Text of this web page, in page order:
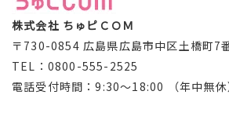
株式会社 ちゅピＣＯＭ
〒730-0854 広島県広島市中区土橋町7
TEL：0800-555-2525
電話受付時間：9:30～18:00 （年中無休